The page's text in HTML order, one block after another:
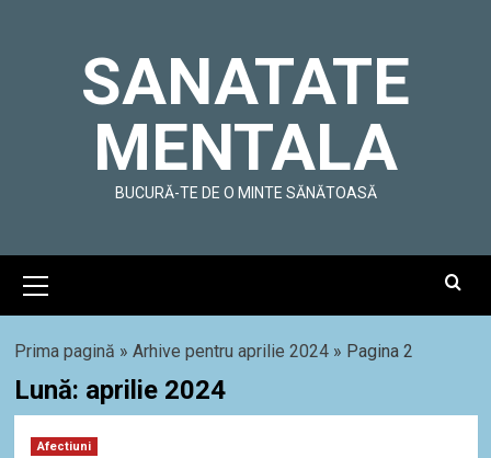
SANATATE
MENTALA
BUCURĂ-TE DE O MINTE SĂNĂTOASĂ
Menu
Prima pagină » Arhive pentru aprilie 2024» Pagina 2
Lună: aprilie 2024
Afectiuni